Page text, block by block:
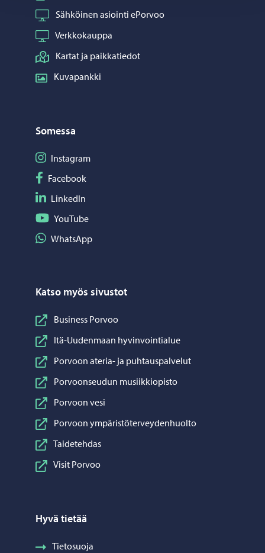
Sähköinen asiointi ePorvoo
Verkkokauppa
Kartat ja paikkatiedot
Kuvapankki
Somessa
Seuraa Instagram
Instagram
Seuraa Facebook
Facebook
Seuraa LinkedIn
LinkedIn
Seuraa YouTube
YouTube
Jaa WhatsApp
WhatsApp
Katso myös sivustot
Business Porvoo
Itä-Uudenmaan hyvinvointialue
Porvoon ateria- ja puhtauspalvelut
Porvoonseudun musiikkiopisto
Porvoon vesi
Porvoon ympäristöterveydenhuolto
Taidetehdas
Visit Porvoo
Hyvä tietää
Tietosuoja